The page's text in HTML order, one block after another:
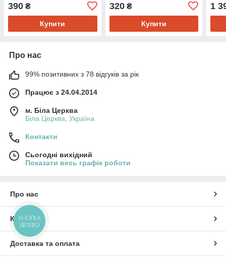
390 ₴
Купити
320₴
Купити
1
Про нас
99% позитивних з 78 відгуків за рік
Працює з 24.04.2014
м. Біла Церква
Біла Церква, Україна
Контакти
Сьогодні вихідний
Показати весь графік роботи
Про нас
Контакти
Доставка та оплата
КНОПКА
ЗВ'ЯЗКУ